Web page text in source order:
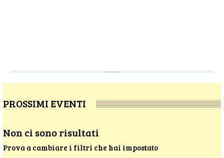
PROSSIMI EVENTI
Non ci sono risultati
Prova a cambiare i filtri che hai impostato